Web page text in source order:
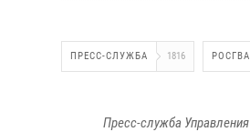
ПРЕСС-СЛУЖБА 1816
Пресс-служба